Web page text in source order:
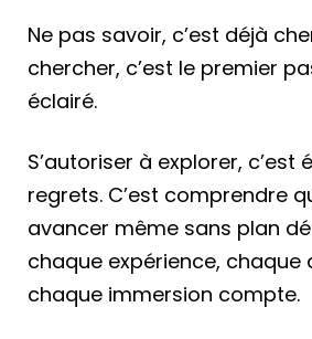
Ne pas savoir, c’est déjà
chercher, c’est le premier
éclairé.
S’autoriser à explorer, c’est
regrets. C’est comprendre
avancer même sans plan
chaque expérience, chaque
chaque immersion compte.